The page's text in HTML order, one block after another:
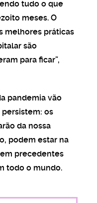
tudo o que
meses. O
melhores práticas
são
para ficar”,
pandemia vão
os
da nossa
podem estar na
precedentes
todo o mundo.